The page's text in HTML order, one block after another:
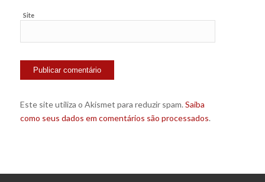
Site
Este site utiliza o Akismet para reduzir spam.Saiba
como seus dados em comentários são processados.